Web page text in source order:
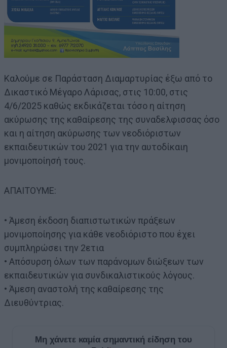
Καλούμε σε Παράσταση Διαμαρτυρίας έξω από το
Δικαστικό Μέγαρο Λάρισας, στις 10:00, στις
4/6/2025 καθώς εκδικάζεται τόσο η αίτηση
ακύρωσης της καθαίρεσης της συναδελφισσας όσο
και η αίτηση ακύρωσης των νεοδιόριστων
εκπαιδευτικών του 2021 για την αυτοδίκαιη
μονιμοποίησή τους.
ΑΠΑΙΤΟΥΜΕ:
• Άμεση έκδοση διαπιστωτικών πράξεων
μονιμοποίησης για κάθε νεοδιόριστο που έχει
συμπληρώσει την 2ετια
• Απόσυρση όλων των παράνομων διώξεων των
εκπαιδευτικών για συνδικαλιστικούς λόγους.
• Άμεση αναστολή της καθαίρεσης της
Διευθύντριας.
Μη χάνετε καμία σημαντική είδηση του